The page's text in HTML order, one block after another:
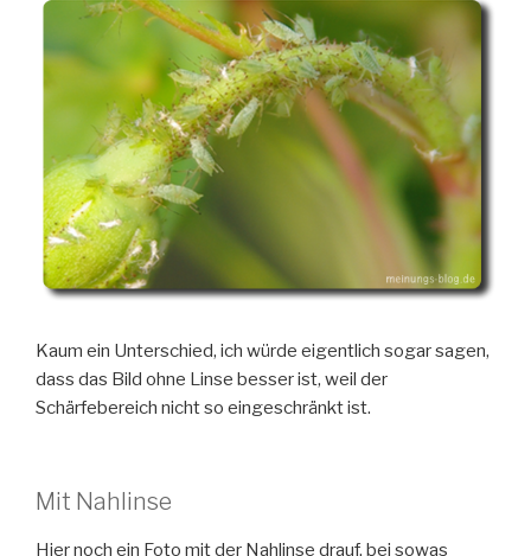
Kaum ein Unterschied, ich würde eigentlich sogar sagen,
dass das Bild ohne Linse besser ist, weil der
Schärfebereich nicht so eingeschränkt ist.
Mit Nahlinse
Hier noch ein Foto mit der Nahlinse drauf, bei sowas